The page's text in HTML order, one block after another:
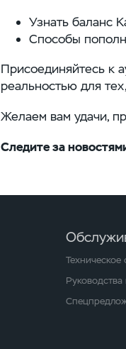
Узнать баланс
Способы
Присоединяйтесь к
реальностью для
Желаем вам удачи,
Следите за